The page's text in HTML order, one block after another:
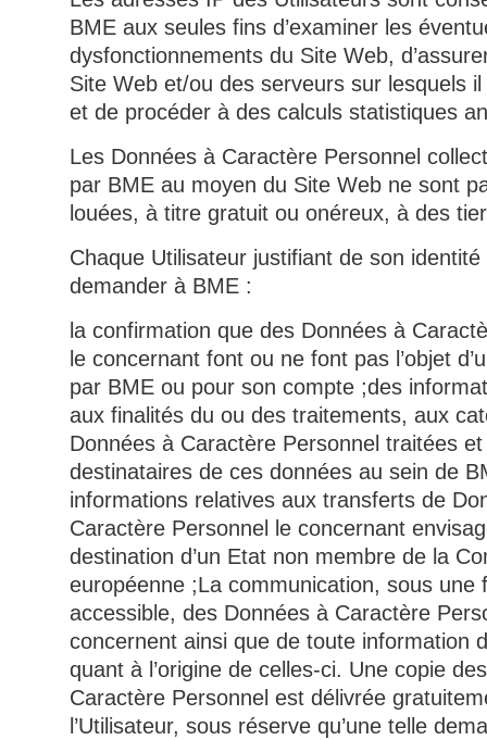
BME aux seules fins d’examiner les
dysfonctionnements du Site Web,
Site Web et/ou des serveurs sur lesquels
et de procéder à des calculs statistiques
Les Données à Caractère Personnel
par BME au moyen du Site Web ne sont
louées, à titre gratuit ou onéreux, à des
Chaque Utilisateur justifiant de son
demander à BME :
la confirmation que des Données à
le concernant font ou ne font pas l’objet
par BME ou pour son compte ;des
aux finalités du ou des traitements, aux
Données à Caractère Personnel traitées
destinataires de ces données au sein de
informations relatives aux transferts de
Caractère Personnel le concernant
destination d’un Etat non membre de la
européenne ;La communication, sous une
accessible, des Données à Caractère
concernent ainsi que de toute information
quant à l’origine de celles-ci. Une copie
Caractère Personnel est délivrée
l’Utilisateur, sous réserve qu’une telle